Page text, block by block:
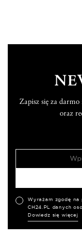
Zapisz się za
oraz
Wyrażam zgodę na
CH24.PL danych
Dowiedz się więcej